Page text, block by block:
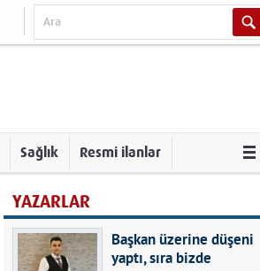
Sağlık Resmi ilanlar
YAZARLAR
Başkan üzerine düşeni
yaptı, sıra bizde